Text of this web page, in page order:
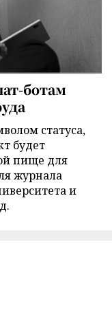
ботам
статуса,
будет
пище для
журнала
и